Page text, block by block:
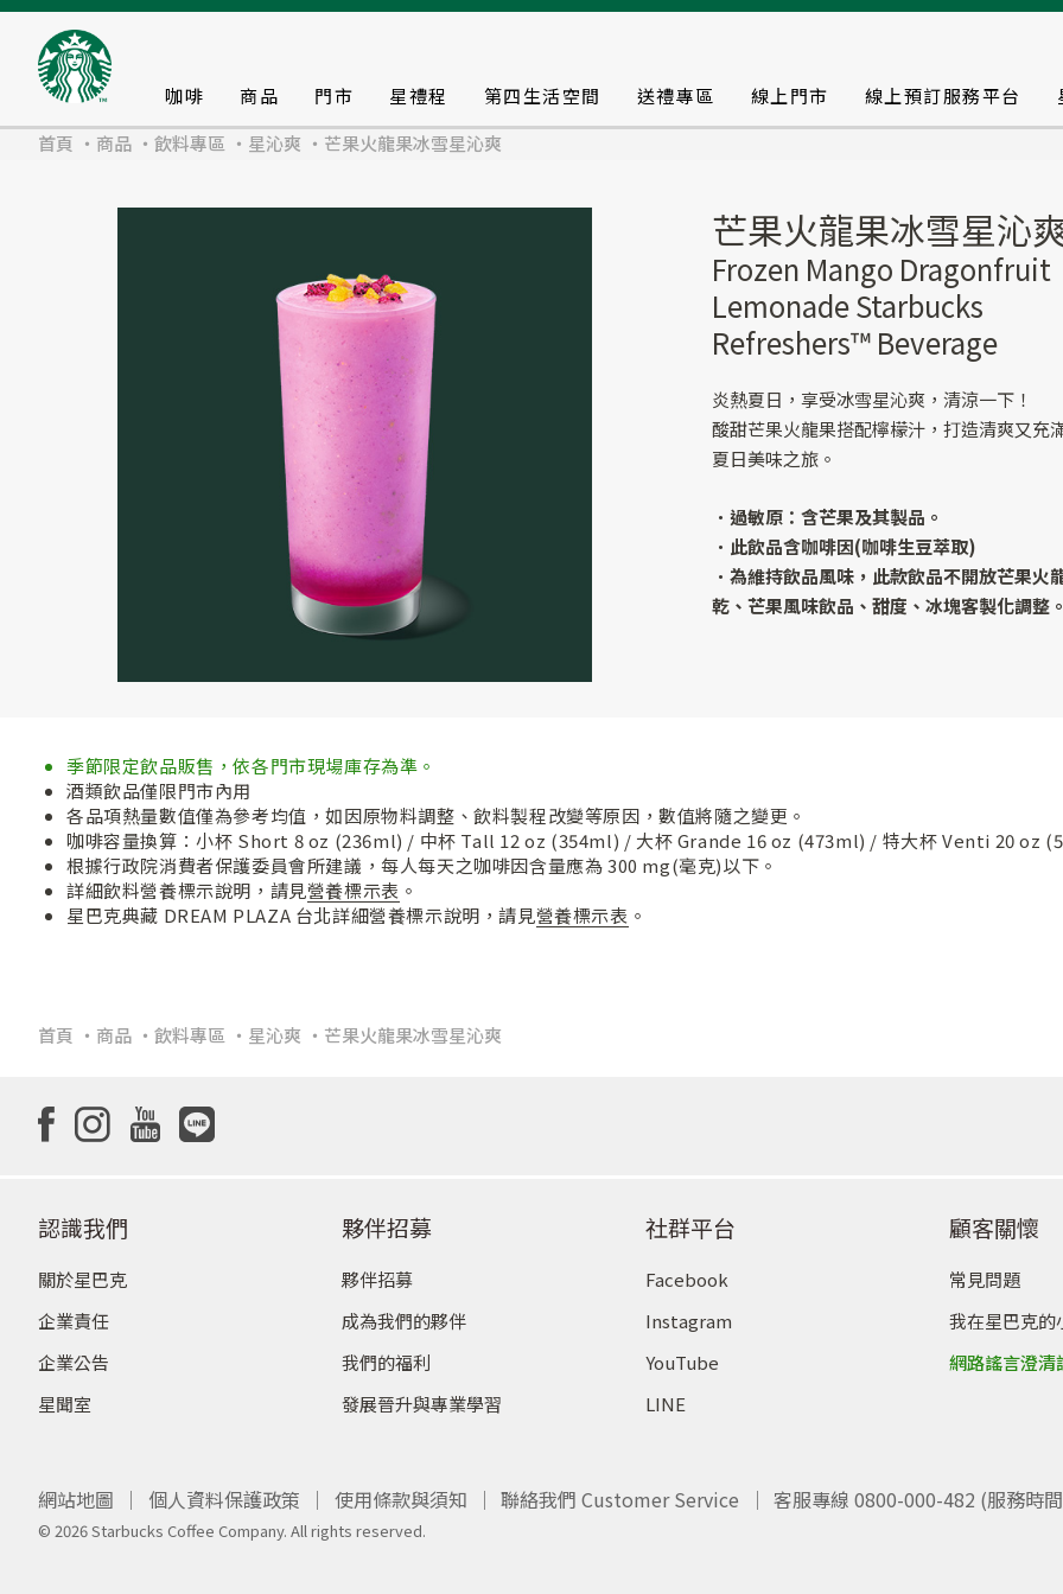
咖啡 商品 門市 星禮程 第四生活空間 送禮專區 線上門市 線上預訂服務平台
首頁
商品 飲料專區 星沁爽 芒果火龍果冰雪星沁爽
芒果火龍果冰雪星沁
Frozen Mango Dragonfruit
Lemonade Starbucks
Refreshers™ Beverage
炎熱夏日，享受冰雪星沁爽，清涼一下！
酸甜芒果火龍果搭配檸檬汁，打造清爽又充
夏日美味之旅。
．過敏原：含芒果及其製品。
． 此飲品含咖啡因(咖啡生豆萃取)
．為維持飲品風味，此款飲品不開放芒果火
乾、芒果風味飲品、甜度、冰塊客製化調整。
季節限定飲品販售，依各門市現場庫存為準。
酒類飲品僅限門市內用
各品項熱量數值僅為參考均值，如因原物料調整、飲料製程改變等原因，數值將隨之變更。
咖啡容量換算：小杯 Short 8 oz (236ml) / 中杯 Tall 12 oz (354ml) / 大杯 Grande 16 oz (473ml) / 特大杯 Venti 20 oz
根據行政院消費者保護委員會所建議，每人每天之咖啡因含量應為 300 mg(毫克)以下。
詳細飲料營養標示說明，請見營養標示表 。
星巴克典藏 DREAM PLAZA 台北詳細營養標示說明，請見營養標示表 。
首頁 商品 飲料專區 星沁爽 芒果火龍果冰雪星沁爽
認識我們
關於星巴克
企業責任
企業公告
星聞室
夥伴招募
夥伴招募
成為我們的夥伴
我們的福利
發展晉升與專業學習
社群平台
Facebook
Instagram
YouTube
LINE
顧客關懷
常見問題
我在星巴克的
網路謠言澄清
網站地圖 個人資料保護政策 使用條款與須知 聯絡我們 Customer Service 客服專線 0800-000-482 (服務時
© 2026 Starbucks Coffee Company. All rights reserved.